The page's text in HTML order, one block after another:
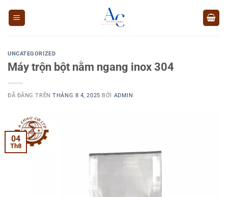
UNCATEGORIZED
Máy trộn bột nằm ngang inox 304
ĐÃ ĐĂNG TRÊNTHÁNG 8 4, 2025 BỞI ADMIN
04
Th8